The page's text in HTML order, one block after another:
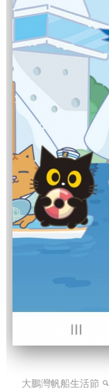
大鵬灣帆船生活節